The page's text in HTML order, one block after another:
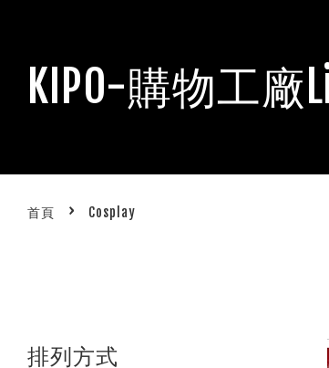
KIPO-購物工廠
首頁 › Cosplay
排列方式